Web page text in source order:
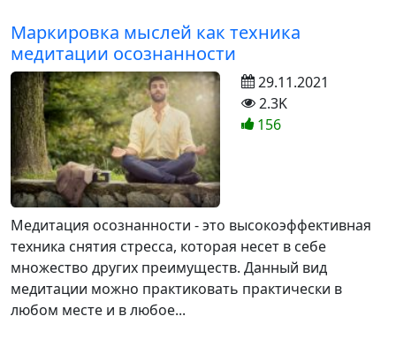
Маркировка мыслей как техника
медитации осознанности
Медитация осознанности - это высокоэффективная
техника снятия стресса, которая несет в себе
множество других преимуществ. Данный вид
медитации можно практиковать практически в
любом месте и в любое...
29.11.2021
2.3K
156